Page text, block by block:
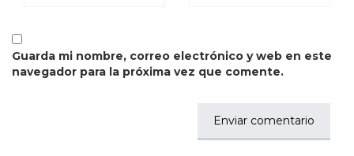
Guarda mi nombre, correo electrónico y web en este
navegador para la próxima vez que comente.